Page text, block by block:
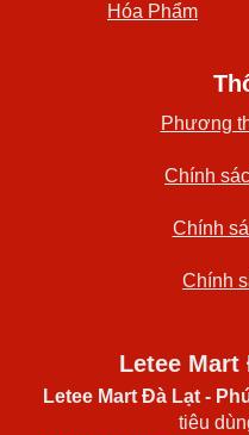
Hóa Phẩm
Phương
Chính
Chính
Chính
Letee Mart
Letee Mart Đà Lạt -
tiêu